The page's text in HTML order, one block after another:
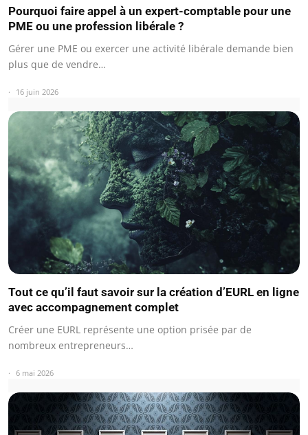
Pourquoi faire appel à un expert-comptable pour une
PME ou une profession libérale ?
Gérer une PME ou exercer une activité libérale demande bien
plus que de vendre…
16 juin 2026
Tout ce qu’il faut savoir sur la création d’EURL en ligne
avec accompagnement complet
Créer une EURL représente une option prisée par de
nombreux entrepreneurs…
6 mai 2026